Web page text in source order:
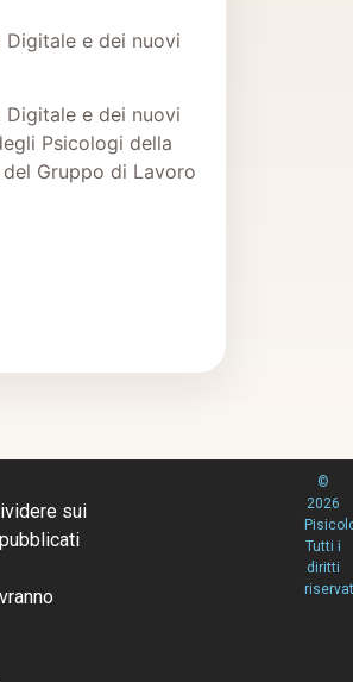
e dei nuovi
e dei nuovi
Psicologi della
Gruppo di Lavoro
sui
©
2026
Tutti i
diritti